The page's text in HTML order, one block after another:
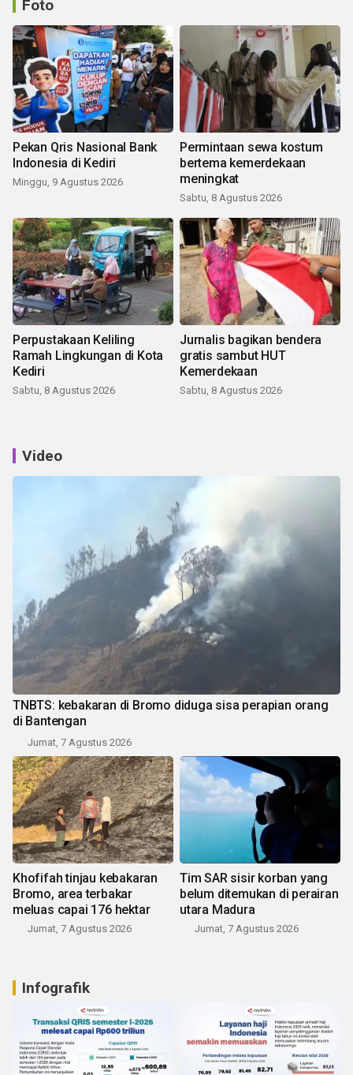
Foto
Pekan Qris Nasional Bank
Indonesia di Kediri
Minggu, 9 Agustus 2026
Permintaan sewa kostum
bertema kemerdekaan
meningkat
Sabtu, 8 Agustus 2026
Perpustakaan Keliling
Ramah Lingkungan di Kota
Kediri
Sabtu, 8 Agustus 2026
Jurnalis bagikan bendera
gratis sambut HUT
Kemerdekaan
Sabtu, 8 Agustus 2026
Video
TNBTS: kebakaran di Bromo diduga sisa perapian orang
di Bantengan
Jumat, 7 Agustus 2026
Khofifah tinjau kebakaran
Bromo, area terbakar
meluas capai 176 hektar
Jumat, 7 Agustus 2026
Tim SAR sisir korban yang
belum ditemukan di perairan
utara Madura
Jumat, 7 Agustus 2026
Infografik